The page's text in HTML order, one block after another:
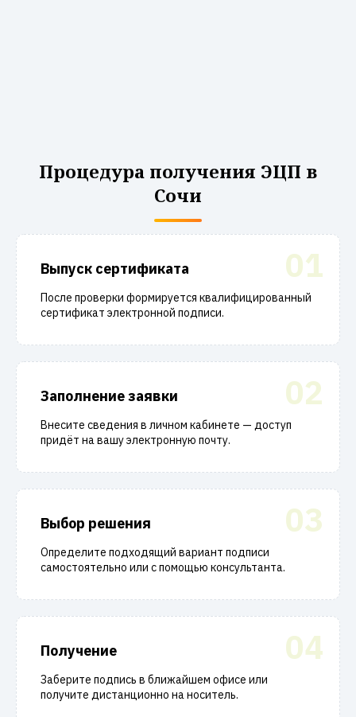
Процедура получения ЭЦП в
Сочи
01
Выпуск сертификата
После проверки формируется квалифицированный
сертификат электронной подписи.
02
Заполнение заявки
Внесите сведения в личном кабинете — доступ
придёт на вашу электронную почту.
03
Выбор решения
Определите подходящий вариант подписи
самостоятельно или с помощью консультанта.
04
Получение
Заберите подпись в ближайшем офисе или
получите дистанционно на носитель.